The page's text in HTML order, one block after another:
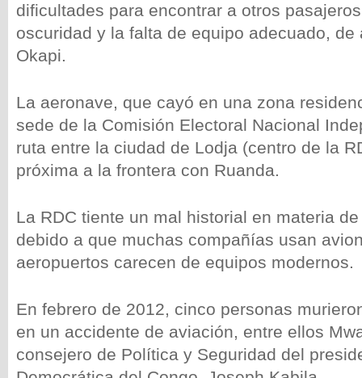
dificultades para encontrar a otros
oscuridad y la falta de equipo adecuado, de
Okapi.
La aeronave, que cayó en una zona
sede de la Comisión Electoral Nacional
ruta entre la ciudad de Lodja (centro de la
próxima a la frontera con Ruanda.
La RDC tiente un mal historial en materia
debido a que muchas compañías usan
aeropuertos carecen de equipos modernos.
En febrero de 2012, cinco personas
en un accidente de aviación, entre ellos
consejero de Política y Seguridad del